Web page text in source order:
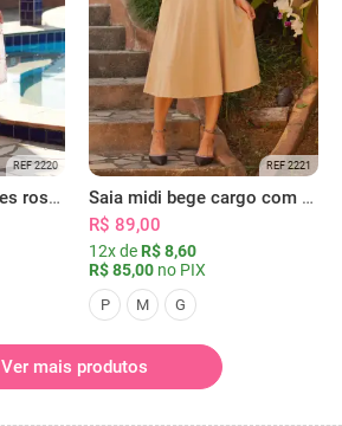
REF 2220
Saia midi branca flores rosas com bolsos
REF 2221
Saia midi bege cargo com bolsos
R$ 89,00
12x de R$ 8,60
R$ 85,00 no PIX
P M G
Ver mais produtos